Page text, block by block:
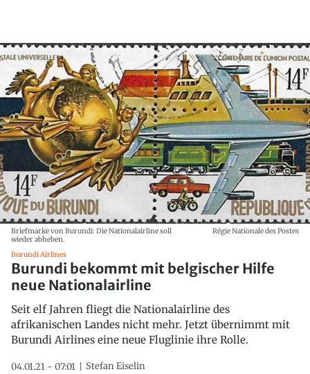
Briefmarke von Burundi: Die Nationalairline soll
wieder abheben.
Régie Nationale des Postes
Burundi Airlines
Burundi bekommt mit belgischer Hilfe
neue Nationalairline
Seit elf Jahren fliegt die Nationalairline des
afrikanischen Landes nicht mehr. Jetzt übernimmt mit
Burundi Airlines eine neue Fluglinie ihre Rolle.
04.01.21 - 07:01 Stefan Eiselin